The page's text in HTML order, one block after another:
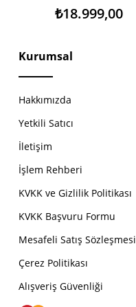
₺18.999,00
Kurumsal
Hakkımızda
Yetkili Satıcı
İletişim
İşlem Rehberi
KVKK ve Gizlilik Politikası
KVKK Başvuru Formu
Mesafeli Satış Sözleşmesi
Çerez Politikası
Alışveriş Güvenliği